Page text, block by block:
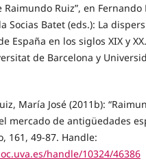
Ruiz”, en Fernando
Socias Batet (eds.): La
España en los siglos XIX y
de Barcelona y
María José (2011b):
mercado de antigüedades
161, 49-87. Handle:
handle/10324/46386